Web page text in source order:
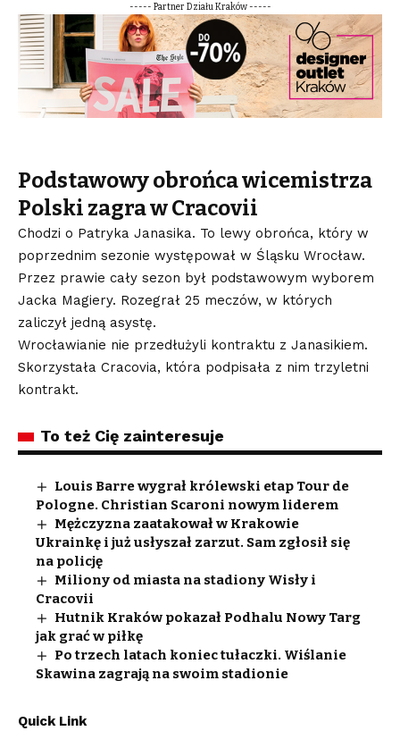
----- Partner Działu Kraków -----
Podstawowy obrońca wicemistrza
Polski zagra w Cracovii
Chodzi o Patryka Janasika. To lewy obrońca, który w
poprzednim sezonie występował w Śląsku Wrocław.
Przez prawie cały sezon był podstawowym wyborem
Jacka Magiery. Rozegrał 25 meczów, w których
zaliczył jedną asystę.
Wrocławianie nie przedłużyli kontraktu z Janasikiem.
Skorzystała Cracovia, która podpisała z nim trzyletni
kontrakt.
To też Cię zainteresuje
Louis Barre wygrał królewski etap Tour de
Pologne. Christian Scaroni nowym liderem
Mężczyzna zaatakował w Krakowie
Ukrainkę i już usłyszał zarzut. Sam zgłosił się
na policję
Miliony od miasta na stadiony Wisły i
Cracovii
Hutnik Kraków pokazał Podhalu Nowy Targ
jak grać w piłkę
Po trzech latach koniec tułaczki. Wiślanie
Skawina zagrają na swoim stadionie
Quick Link